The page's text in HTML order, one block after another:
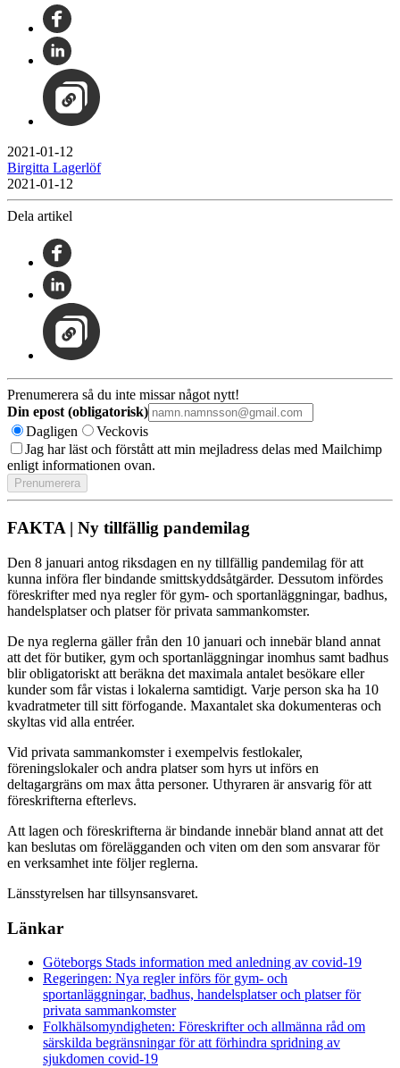
2021-01-12
Birgitta Lagerlöf
2021-01-12
Dela artikel
Prenumerera så du inte missar något nytt!
Din epost (obligatorisk)
Dagligen
Veckovis
Jag har läst och förstått att min mejladress delas med Mailchimp
enligt informationen ovan.
FAKTA | Ny tillfällig pandemilag
Den 8 januari antog riksdagen en ny tillfällig pandemilag för att
kunna införa fler bindande smittskyddsåtgärder. Dessutom infördes
föreskrifter med nya regler för gym- och sportanläggningar, badhus,
handelsplatser och platser för privata sammankomster.
De nya reglerna gäller från den 10 januari och innebär bland annat
att det för butiker, gym och sportanläggningar inomhus samt badhus
blir obligatoriskt att beräkna det maximala antalet besökare eller
kunder som får vistas i lokalerna samtidigt. Varje person ska ha 10
kvadratmeter till sitt förfogande. Maxantalet ska dokumenteras och
skyltas vid alla entréer.
Vid privata sammankomster i exempelvis festlokaler,
föreningslokaler och andra platser som hyrs ut införs en
deltagargräns om max åtta personer. Uthyraren är ansvarig för att
föreskrifterna efterlevs.
Att lagen och föreskrifterna är bindande innebär bland annat att det
kan beslutas om förelägganden och viten om den som ansvarar för
en verksamhet inte följer reglerna.
Länsstyrelsen har tillsynsansvaret.
Länkar
Göteborgs Stads information med anledning av covid-19
Regeringen: Nya regler införs för gym- och
sportanläggningar, badhus, handelsplatser och platser för
privata sammankomster
Folkhälsomyndigheten: Föreskrifter och allmänna råd om
särskilda begränsningar för att förhindra spridning av
sjukdomen covid-19